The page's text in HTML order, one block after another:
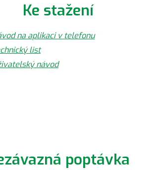
Ke stažení
na aplikaci v telefonu
list
návod
poptávka